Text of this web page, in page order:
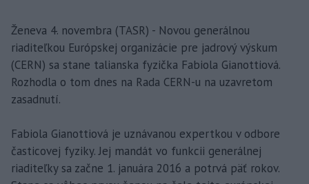
Ženeva 4. novembra (TASR) - Novou generálnou
riaditeľkou Európskej organizácie pre jadrový výskum
(CERN) sa stane talianska fyzička Fabiola Gianottiová.
Rozhodla o tom dnes na Rada CERN-u na uzavretom
zasadnutí.
Fabiola Gianottiová je uznávanou expertkou v odbore
časticovej fyziky. Jej mandát vo funkcii generálnej
riaditeľky sa začne 1. januára 2016 a potrvá päť rokov.